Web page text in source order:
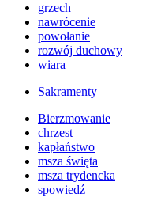
grzech
nawrócenie
powołanie
rozwój duchowy
wiara
Sakramenty
Bierzmowanie
chrzest
kapłaństwo
msza święta
msza trydencka
spowiedź